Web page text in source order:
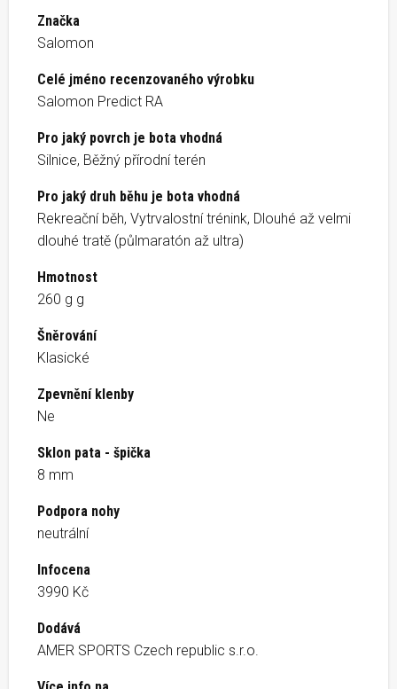
Značka
Salomon
Celé jméno recenzovaného výrobku
Salomon Predict RA
Pro jaký povrch je bota vhodná
Silnice, Běžný přírodní terén
Pro jaký druh běhu je bota vhodná
Rekreační běh, Vytrvalostní trénink, Dlouhé až velmi
dlouhé tratě (půlmaratón až ultra)
Hmotnost
260 g g
Šněrování
Klasické
Zpevnění klenby
Ne
Sklon pata - špička
8 mm
Podpora nohy
neutrální
Infocena
3990 Kč
Dodává
AMER SPORTS Czech republic s.r.o.